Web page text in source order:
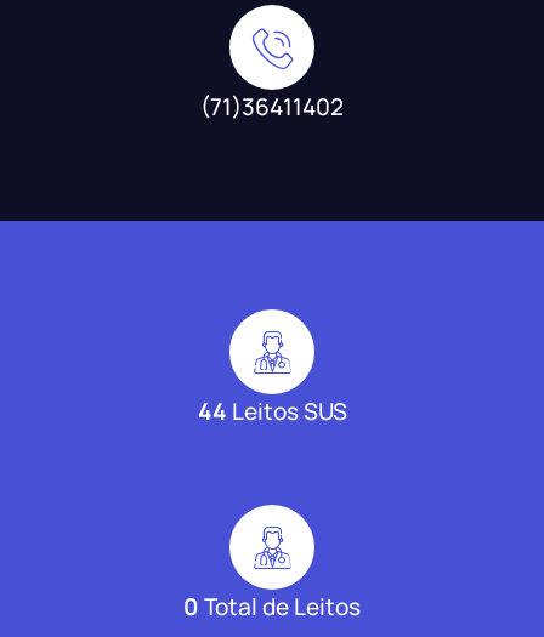
(71)36411402
44 Leitos SUS
0Total de Leitos